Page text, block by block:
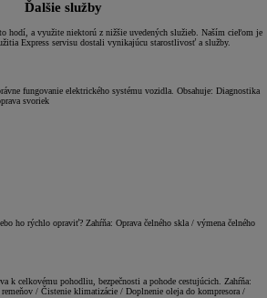
Ďalšie služby
hodí, a využite niektorú z nižšie uvedených služieb. Naším cieľom je
Express servisu dostali vynikajúcu starostlivosť a služby.
fungovanie elektrického systému vozidla. Obsahuje: Diagnostika
svoriek
ho rýchlo opraviť? Zahŕňa: Oprava čelného skla / výmena čelného
k celkovému pohodliu, bezpečnosti a pohode cestujúcich. Zahŕňa:
/ Čistenie klimatizácie / Doplnenie oleja do kompresora /